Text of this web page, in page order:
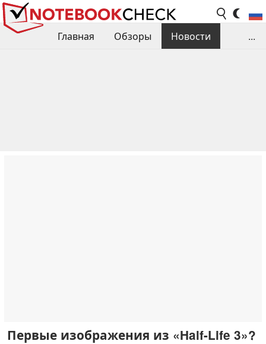
Главная Обзоры
Новости
...
Первые изображения из «Half-Life 3»?